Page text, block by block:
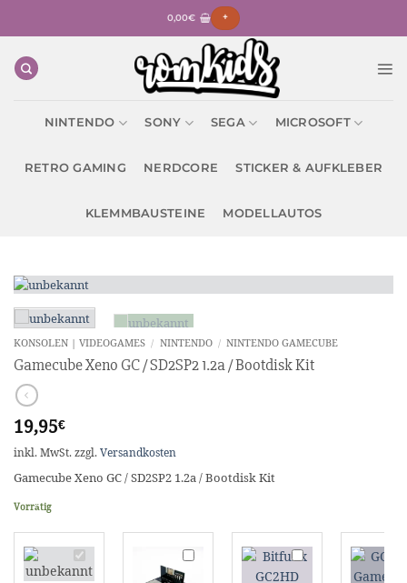
0,00€ +
NINTENDO SONY SEGA MICROSOFT
RETRO GAMING NERDCORE STICKER & AUFKLEBER
KLEMMBAUSTEINE MODELLAUTOS
KONSOLEN | VIDEOGAMES / NINTENDO / NINTENDO GAMECUBE
Gamecube Xeno GC / SD2SP2 1.2a / Bootdisk Kit
19,95€
inkl. MwSt. zzgl. Versandkosten
Gamecube Xeno GC / SD2SP2 1.2a / Bootdisk Kit
Vorrätig
Gamecube
Xeno
SD2SP2
Pro
Bitfunx
GC2HD